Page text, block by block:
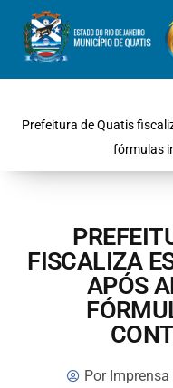
Prefeitura de Quatis
fórmulas
FISCALIZA
APÓS
PorImprensa